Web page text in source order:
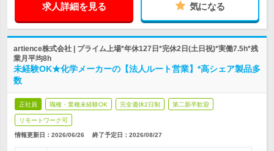
求人詳細を見る 気になる
artience株式会社 | プライム上場*年休127日*完休2日(土日祝)*実働7.5h*残
業月平均8h
未経験OK★化学メーカーの【法人ルート営業】*高シェア製品多
数
正社員 職種・業種未経験OK 完全週休2日制 第二新卒歓迎
リモートワーク可
情報更新日：2026/06/26 終了予定日： 2026/08/27